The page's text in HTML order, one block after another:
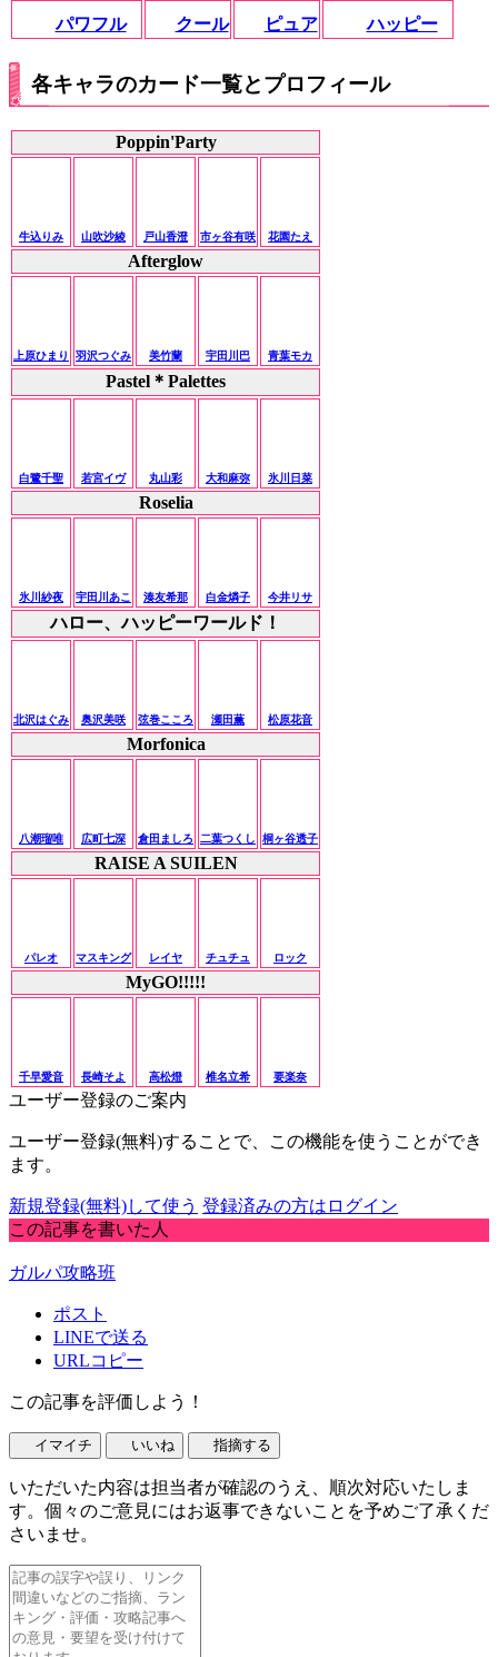
パワフル クール ピュア ハッピー
各キャラのカード一覧とプロフィール
Poppin'Party
牛込りみ 山吹沙綾 戸山香澄 市ヶ谷有咲 花園たえ
Afterglow
上原ひまり 羽沢つぐみ 美竹蘭 宇田川巴 青葉モカ
Pastel＊Palettes
白鷺千聖 若宮イヴ 丸山彩 大和麻弥 氷川日菜
Roselia
氷川紗夜 宇田川あこ 湊友希那 白金燐子 今井リサ
ハロー、ハッピーワールド！
北沢はぐみ 奥沢美咲 弦巻こころ 瀬田薫 松原花音
Morfonica
八潮瑠唯 広町七深 倉田ましろ 二葉つくし 桐ヶ谷透子
RAISE A SUILEN
パレオ マスキング レイヤ チュチュ ロック
MyGO!!!!!
千早愛音 長崎そよ 高松燈 椎名立希 要楽奈
ユーザー登録のご案内
ユーザー登録(無料)することで、この機能を使うことができ
ます。
新規登録(無料)して使う 登録済みの方はログイン
この記事を書いた人
ガルパ攻略班
ポスト
LINEで送る
URLコピー
この記事を評価しよう！
イマイチ いいね 指摘する
いただいた内容は担当者が確認のうえ、順次対応いたしま
す。個々のご意見にはお返事できないことを予めご了承くだ
さいませ。